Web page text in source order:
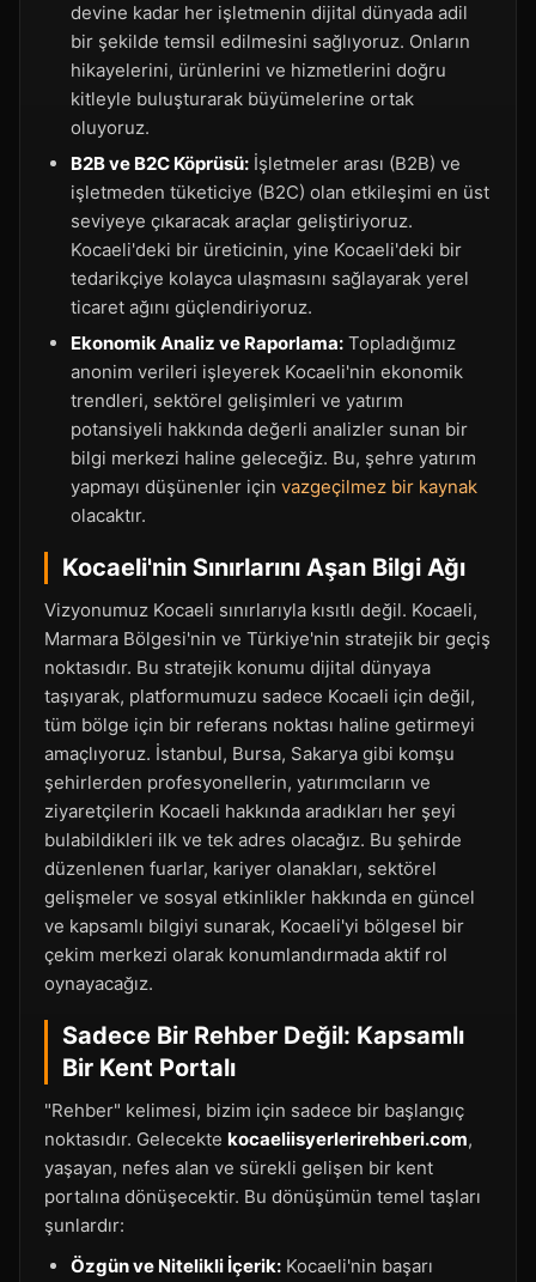
devine kadar her işletmenin dijital dünyada adil
bir şekilde temsil edilmesini sağlıyoruz. Onların
hikayelerini, ürünlerini ve hizmetlerini doğru
kitleyle buluşturarak büyümelerine ortak
oluyoruz.
B2B ve B2C Köprüsü: İşletmeler arası (B2B) ve
işletmeden tüketiciye (B2C) olan etkileşimi en üst
seviyeye çıkaracak araçlar geliştiriyoruz.
Kocaeli'deki bir üreticinin, yine Kocaeli'deki bir
tedarikçiye kolayca ulaşmasını sağlayarak yerel
ticaret ağını güçlendiriyoruz.
Ekonomik Analiz ve Raporlama: Topladığımız
anonim verileri işleyerek Kocaeli'nin ekonomik
trendleri, sektörel gelişimleri ve yatırım
potansiyeli hakkında değerli analizler sunan bir
bilgi merkezi haline geleceğiz. Bu, şehre yatırım
yapmayı düşünenler için vazgeçilmez bir kaynak
olacaktır.
Kocaeli'nin Sınırlarını Aşan Bilgi Ağı
Vizyonumuz Kocaeli sınırlarıyla kısıtlı değil. Kocaeli,
Marmara Bölgesi'nin ve Türkiye'nin stratejik bir geçiş
noktasıdır. Bu stratejik konumu dijital dünyaya
taşıyarak, platformumuzu sadece Kocaeli için değil,
tüm bölge için bir referans noktası haline getirmeyi
amaçlıyoruz. İstanbul, Bursa, Sakarya gibi komşu
şehirlerden profesyonellerin, yatırımcıların ve
ziyaretçilerin Kocaeli hakkında aradıkları her şeyi
bulabildikleri ilk ve tek adres olacağız. Bu şehirde
düzenlenen fuarlar, kariyer olanakları, sektörel
gelişmeler ve sosyal etkinlikler hakkında en güncel
ve kapsamlı bilgiyi sunarak, Kocaeli'yi bölgesel bir
çekim merkezi olarak konumlandırmada aktif rol
oynayacağız.
Sadece Bir Rehber Değil: Kapsamlı
Bir Kent Portalı
"Rehber" kelimesi, bizim için sadece bir başlangıç
noktasıdır. Gelecekte kocaeliisyerlerirehberi.com,
yaşayan, nefes alan ve sürekli gelişen bir kent
portalına dönüşecektir. Bu dönüşümün temel taşları
şunlardır:
Özgün ve Nitelikli İçerik: Kocaeli'nin başarı